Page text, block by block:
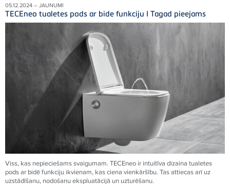
05.12.2024 – JAUNUMI
TECEneo tualetes pods ar bide funkciju I Tagad pieejams
Viss, kas nepieciešams svaigumam. TECEneo ir intuitīva dizaina tualetes
pods ar bidē funkciju ikvienam, kas ciena vienkāršību. Tas attiecas arī uz
uzstādīšanu, nodošanu ekspluatācijā un uzturēšanu.